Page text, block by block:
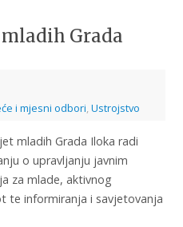
Grada
i mjesni odbori, Ustrojstvo
mladih Grada Iloka radi
o upravljanju javnim
za mlade, aktivnog
te informiranja i savjetovanja